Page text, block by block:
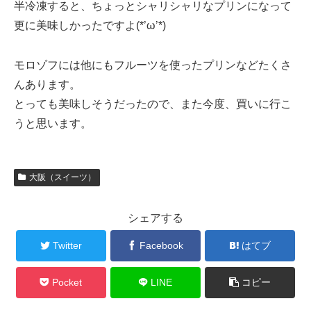
半冷凍すると、ちょっとシャリシャリなプリンになって
更に美味しかったですよ(*’ω’*)
モロゾフには他にもフルーツを使ったプリンなどたくさ
んあります。
とっても美味しそうだったので、また今度、買いに行こ
うと思います。
大阪（スイーツ）
シェアする
Twitter Facebook はてブ
Pocket LINE コピー